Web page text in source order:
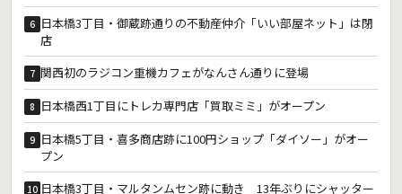
6 日本橋3丁目・御蔵跡通りの不動産仲介「いい部屋ネット」は閉
店
7 関西初のラジコン重機カフェがなんさん通りに登場
8 日本橋西1丁目にトレカ専門店「買取ミミ」がオープン
9 日本橋5丁目・喜多商店跡に100円ショップ「ダイソー」がオー
プン
10 日本橋3丁目・マルタンムセン跡に動き 13年ぶりにシャッター